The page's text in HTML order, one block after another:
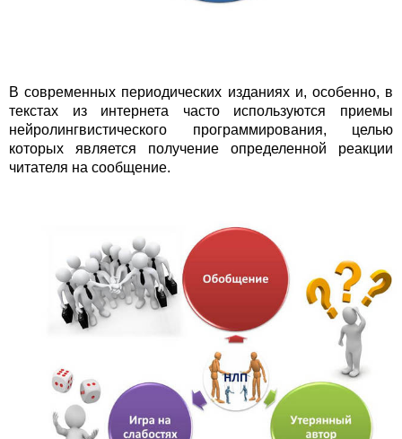
В современных периодических изданиях и, особенно, в
текстах из интернета часто используются приемы
нейролингвистического программирования, целью
которых является получение определенной реакции
читателя на сообщение.